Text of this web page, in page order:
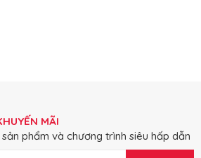
MÃI
phẩm và chương trình siêu hấp dẫn